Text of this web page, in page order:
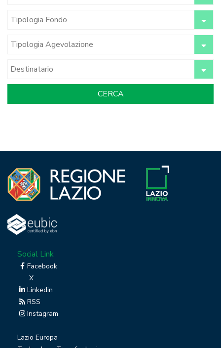
Social Link
Facebook
X
Linkedin
RSS
Instagram
Lazio Europa